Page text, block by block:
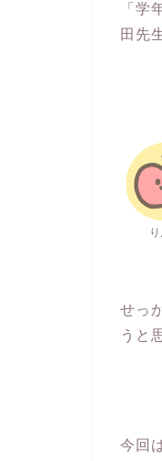
「学
田先
せっ
うと
今回